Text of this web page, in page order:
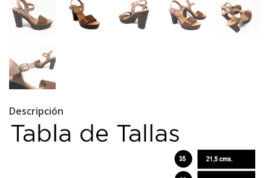
Descripción